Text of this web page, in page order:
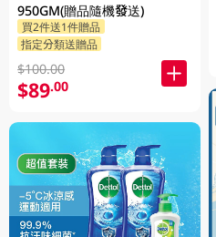
950GM(贈品隨機發送)
買2件送1件贈品
指定分類送贈品
$100.00
$89.00